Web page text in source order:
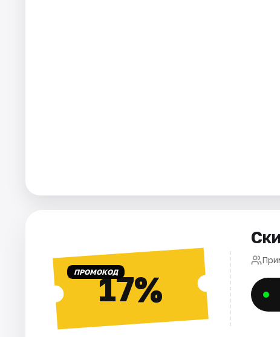
ПРОМОКОД17%